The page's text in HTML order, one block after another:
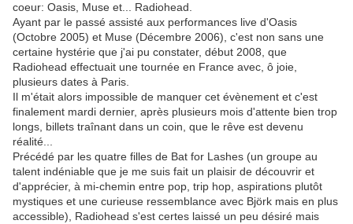
coeur: Oasis, Muse et... Radiohead.
Ayant par le passé assisté aux performances live d'Oasis
(Octobre 2005) et Muse (Décembre 2006), c'est non sans une
certaine hystérie que j'ai pu constater, début 2008, que
Radiohead effectuait une tournée en France avec, ô joie,
plusieurs dates à Paris.
Il m'était alors impossible de manquer cet évènement et c'est
finalement mardi dernier, après plusieurs mois d'attente bien trop
longs, billets traînant dans un coin, que le rêve est devenu
réalité...
Précédé par les quatre filles de Bat for Lashes (un groupe au
talent indéniable que je me suis fait un plaisir de découvrir et
d'apprécier, à mi-chemin entre pop, trip hop, aspirations plutôt
mystiques et une curieuse ressemblance avec Björk mais en plus
accessible), Radiohead s'est certes laissé un peu désiré mais